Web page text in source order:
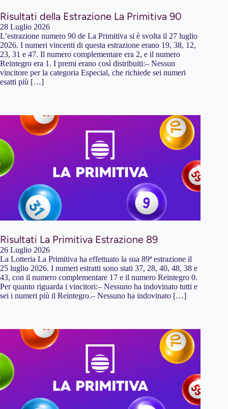
Risultati della Estrazione La Primitiva 90
28 Luglio 2026
L’estrazione numero 90 de La Primitiva si è svolta il 27 luglio
2026. I numeri vincenti di questa estrazione erano 19, 38, 12,
23, 31 e 47. Il numero complementare era 2, e il numero
Reintegro era 1. I premi erano così distribuiti:– Nessun
vincitore per la categoria Especial, che richiede sei numeri
esatti più […]
Risultati La Primitiva Estrazione 89
26 Luglio 2026
La Lotteria La Primitiva ha effettuato la sua 89ª estrazione il
25 luglio 2026. I numeri estratti sono stati 37, 28, 40, 48, 38 e
43, con il numero complementare 17 e il numero Reintegro 0.
Per quanto riguarda i vincitori:– Nessuno ha indovinato tutti e
sei i numeri più il Reintegro.– Nessuno ha indovinato […]